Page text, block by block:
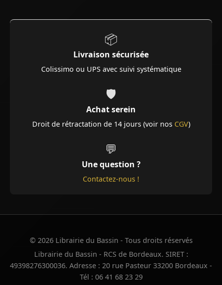
📦
Livraison sécurisée
Colissimo ou UPS avec suivi systématique
🛡️
Achat serein
Droit de rétractation de 14 jours (voir nos CGV)
💬
Une question ?
Contactez-nous !
© 2026 Librairie du Bassin - Tous droits réservés
Librairie du Bassin - RCS de Bordeaux. SIRET :
49398276300036. Adresse : 20 rue Pasteur 33200 Bordeaux -
Tél : 06 41 68 23 29